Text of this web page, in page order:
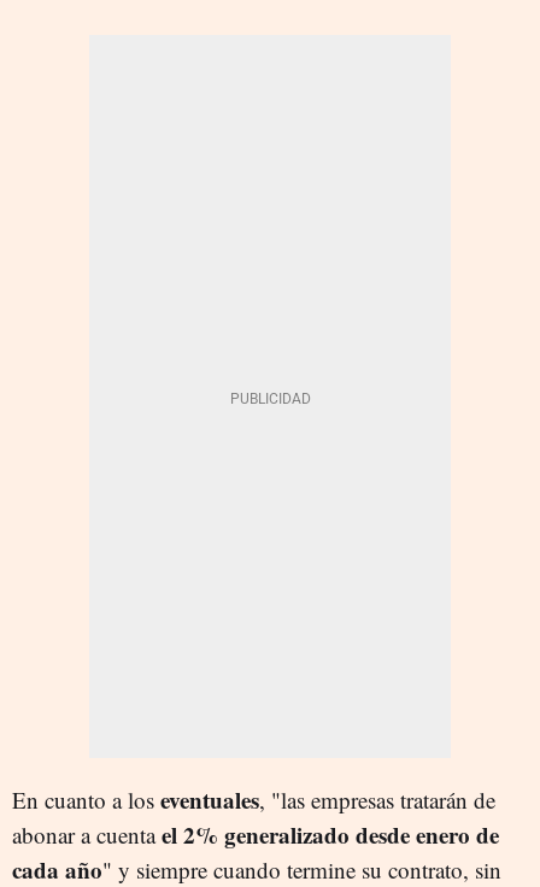
En cuanto a los eventuales, "las empresas tratarán de
abonar a cuentael 2% generalizado desde enero de
cada año" y siempre cuando termine su contrato, sin